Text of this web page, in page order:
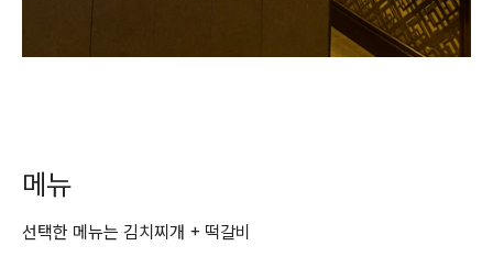
메뉴
선택한 메뉴는 김치찌개 + 떡갈비